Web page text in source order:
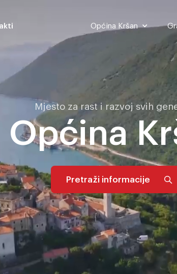
Općina Kršan
Općina
Mjesto za rast i razvoj svih
Općina
Pretraži informacije